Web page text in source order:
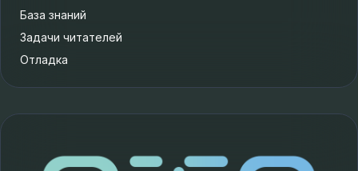
База знаний
Задачи читателей
Отладка